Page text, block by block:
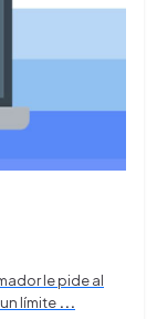
le pide al
límite ...